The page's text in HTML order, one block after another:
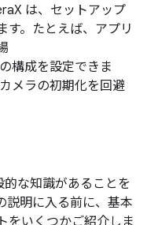
は、セットアップ
す。たとえば、アプリ
構成を設定できま
メラの初期化を回避
な知識があることを
説明に入る前に、基本
をいくつかご紹介しま